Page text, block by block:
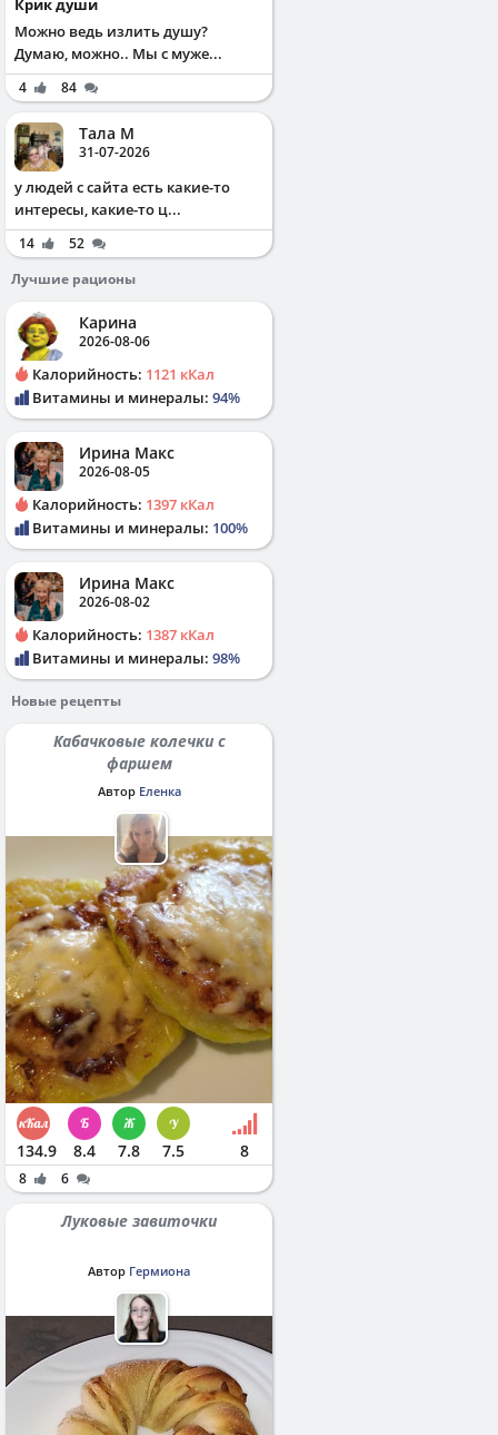
Крик души
Можно ведь излить душу?
Думаю, можно.. Мы с муже...
4 84
Тала М
31-07-2026
у людей с сайта есть какие-то
интересы, какие-то ц...
14
52
Лучшие рационы
Карина
2026-08-06
Калорийность: 1121 кКал
Витамины и минералы: 94%
Ирина Макс
2026-08-05
Калорийность: 1397 кКал
Витамины и минералы: 100%
Ирина Макс
2026-08-02
Калорийность: 1387 кКал
Витамины и минералы: 98%
Новые рецепты
Кабачковые колечки с
фаршем
Автор Еленка
134.9 8.4 7.8 7.5 8
8 6
Луковые завиточки
Автор Гермиона